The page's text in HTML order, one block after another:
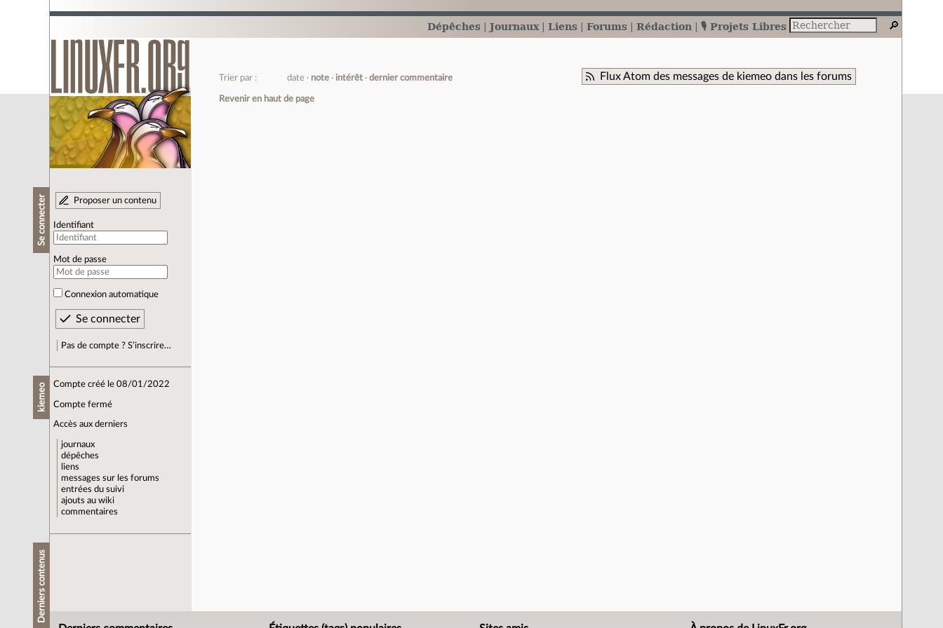
Dépêches Journaux Liens Forums Rédaction 🎙️ Projets Libres
Se connecter Proposer un contenu
Identifiant
Mot de passe
Connexion automatique
Pas de compte ? S’inscrire…
kiemeo Compte créé le 08/01/2022
Compte fermé
Accès aux derniers
journaux
dépêches
liens
messages sur les forums
entrées du suivi
ajouts au wiki
commentaires
Derniers contenus
Flux Atom des messages de kiemeo dans les forums
Trier par : date note intérêt dernier commentaire
Revenir en haut de page